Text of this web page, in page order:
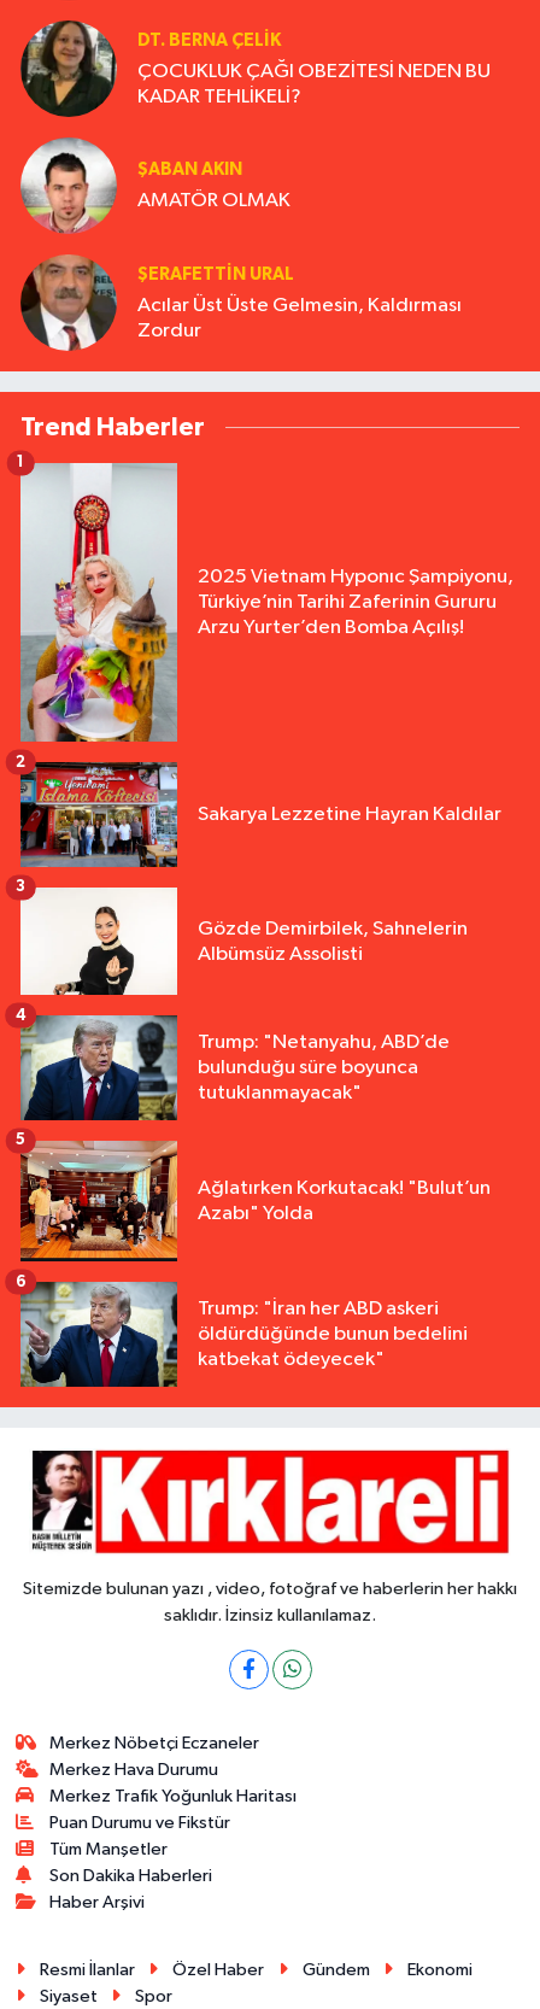
DT. BERNA ÇELIK
ÇOCUKLUK ÇAĞI OBEZİTESİ NEDEN BU
KADAR TEHLİKELİ?
ŞABAN AKIN
AMATÖR OLMAK
ŞERAFETTIN URAL
Acılar Üst Üste Gelmesin, Kaldırması
Zordur
Trend Haberler
2025 Vietnam Hyponıc Şampiyonu,
Türkiye’nin Tarihi Zaferinin Gururu
Arzu Yurter’den Bomba Açılış!
1
Sakarya Lezzetine Hayran Kaldılar
2
Gözde Demirbilek, Sahnelerin
Albümsüz Assolisti
3
Trump: "Netanyahu, ABD’de
bulunduğu süre boyunca
tutuklanmayacak"
4
Ağlatırken Korkutacak! "Bulut’un
Azabı" Yolda
5
Trump: "İran her ABD askeri
öldürdüğünde bunun bedelini
katbekat ödeyecek"
6
Sitemizde bulunan yazı , video, fotoğraf ve haberlerin her hakkı
saklıdır. İzinsiz kullanılamaz.
Merkez Nöbetçi Eczaneler
Merkez Hava Durumu
Merkez Trafik Yoğunluk Haritası
Puan Durumu ve Fikstür
Tüm Manşetler
Son Dakika Haberleri
Haber Arşivi
Resmi İlanlar Özel Haber Gündem
Ekonomi
Siyaset
Spor